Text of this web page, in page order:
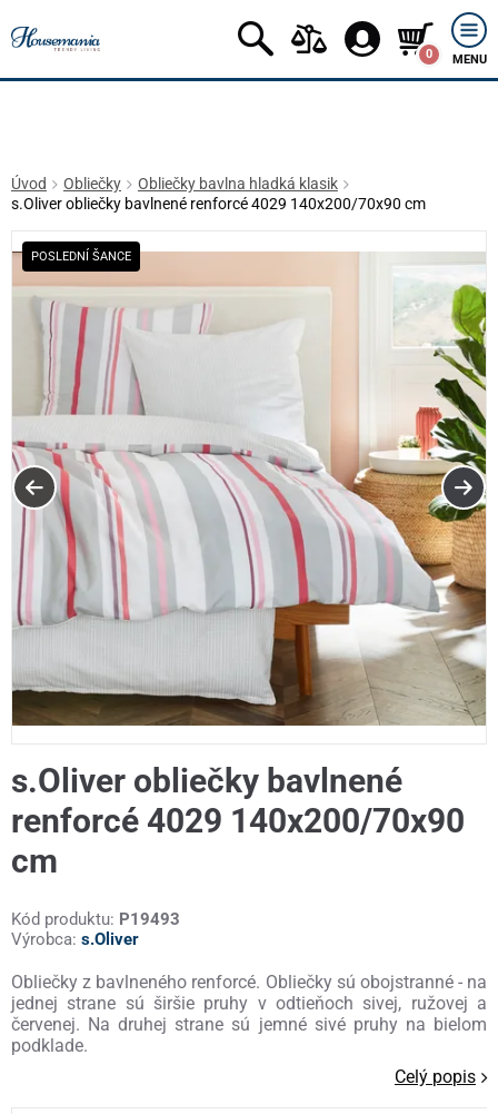
0 MENU
Úvod Obliečky
Obliečky bavlna hladká klasik
s.Oliver obliečky bavlnené renforcé 4029 140x200/70x90 cm
POSLEDNÍ ŠANCE
s.Oliver obliečky bavlnené
renforcé 4029 140x200/70x90
cm
Kód produktu: P19493
Výrobca: s.Oliver
Obliečky z bavlneného renforcé. Obliečky sú obojstranné - na
jednej strane sú širšie pruhy v odtieňoch sivej, ružovej a
červenej. Na druhej strane sú jemné sivé pruhy na bielom
podklade.
Celý popis